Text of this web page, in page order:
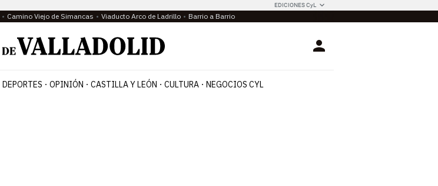
EDICIONES CyL
Camino Viejo de Simancas Viaducto Arco de Ladrillo Barrio a Barrio
Login
DEPORTES OPINIÓN CASTILLA Y LEÓN CULTURA NEGOCIOS CYL